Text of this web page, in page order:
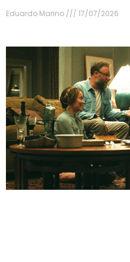
Eduardo Marino
17/07/2026